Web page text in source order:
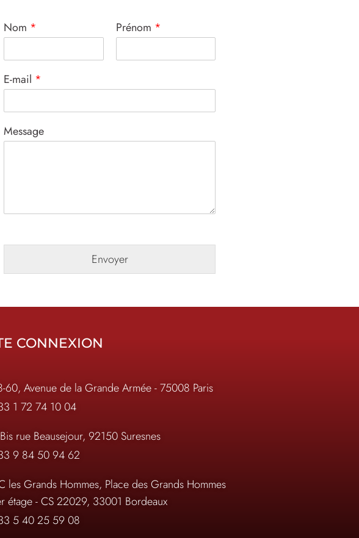
Nom * Prénom *
E-mail *
Message
Envoyer
CONNEXION
60, Avenue de la Grande Armée - 75008 Paris
1 72 74 10 04
rue Beausejour, 92150 Suresnes
9 84 50 94 62
les Grands Hommes, Place des Grands Hommes
étage - CS 22029, 33001 Bordeaux
5 40 25 59 08